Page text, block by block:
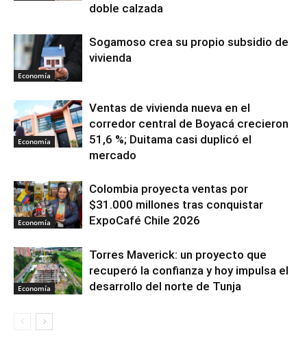
doble calzada
Economía
Sogamoso crea su propio subsidio de
vivienda
Economía
Ventas de vivienda nueva en el
corredor central de Boyacá crecieron
51,6 %; Duitama casi duplicó el
mercado
Economía
Colombia proyecta ventas por
$31.000 millones tras conquistar
ExpoCafé Chile 2026
Economía
Torres Maverick: un proyecto que
recuperó la confianza y hoy impulsa el
desarrollo del norte de Tunja